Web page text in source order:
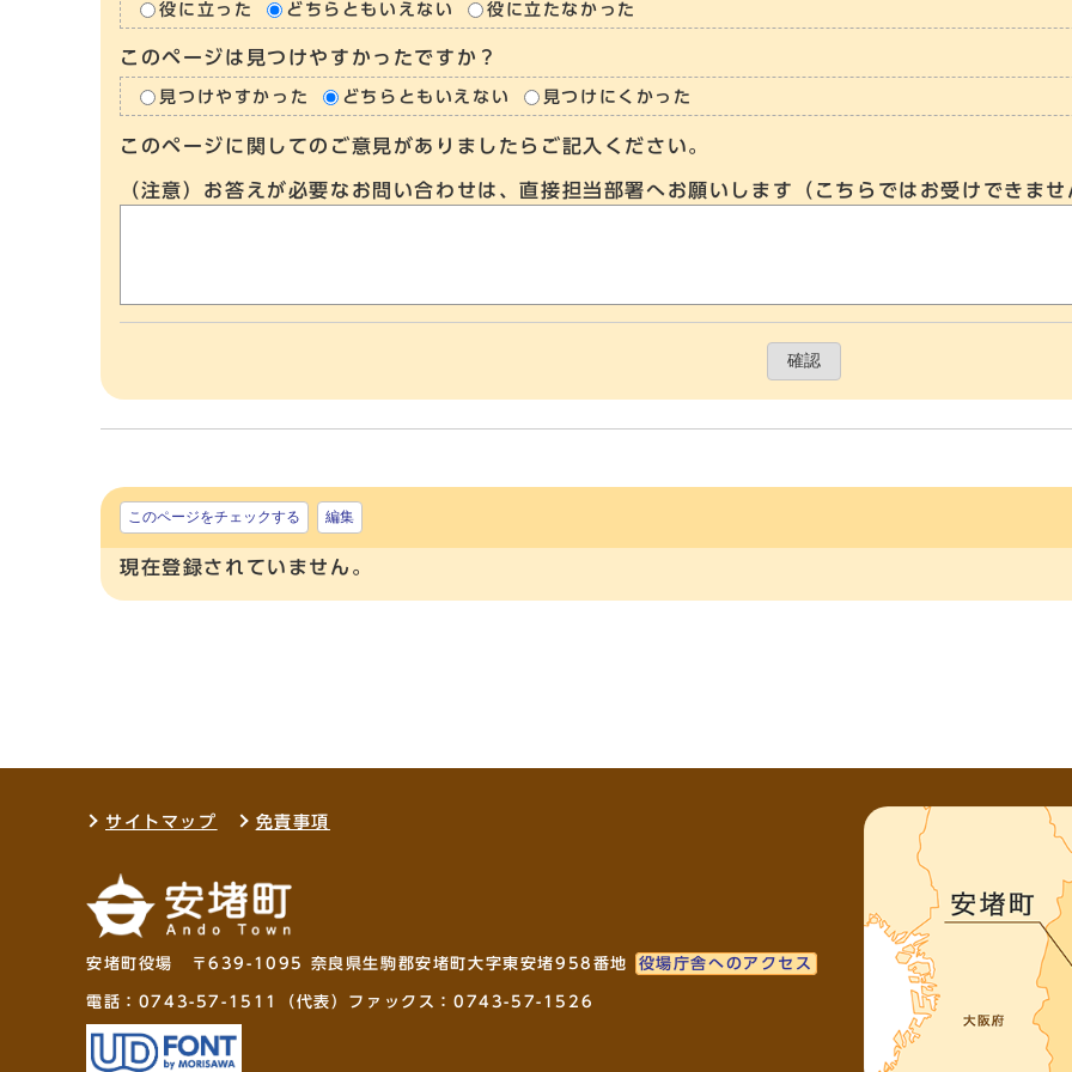
役に立った どちらともいえない 役に立たなかった
このページは見つけやすかったですか？
見つけやすかった どちらともいえない 見つけにくかった
このページに関してのご意見がありましたらご記入ください。
（注意）お答えが必要なお問い合わせは、直接担当部署へお願いします（こちらではお受けできま
確認
このページをチェックする 編集
現在登録されていません。
サイトマップ 免責事項
安堵町役場 〒639-1095 奈良県生駒郡安堵町大字東安堵958番地 役場庁舎へのアクセス
電話： 0743-57-1511 （代表）ファックス：0743-57-1526